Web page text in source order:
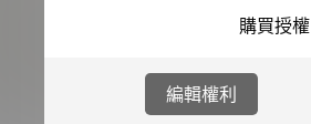
創意照片及影片
圖片
創意
購買授權
編輯權利